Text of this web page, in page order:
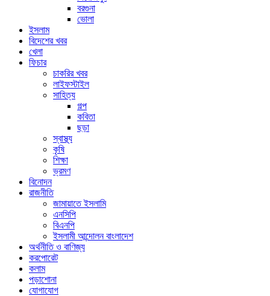
বরগুনা
ভোলা
ইসলাম
বিদেশের খবর
খেলা
ফিচার
চাকরির খবর
লাইফস্টাইল
সাহিত্য
গল্প
কবিতা
ছড়া
স্বাস্থ্য
কৃষি
শিক্ষা
ভ্রমণ
বিনোদন
রাজনীতি
জামায়াতে ইসলামি
এনসিপি
বিএনপি
ইসলামী আন্দোলন বাংলাদেশ
অর্থনীতি ও বাণিজ্য
করপোরেট
কলাম
পড়াশোনা
যোগাযোগ